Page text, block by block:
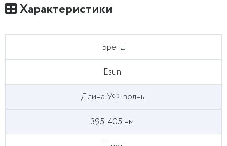
Характеристики
Бренд
Esun
Длина УФ-волны
395-405 нм